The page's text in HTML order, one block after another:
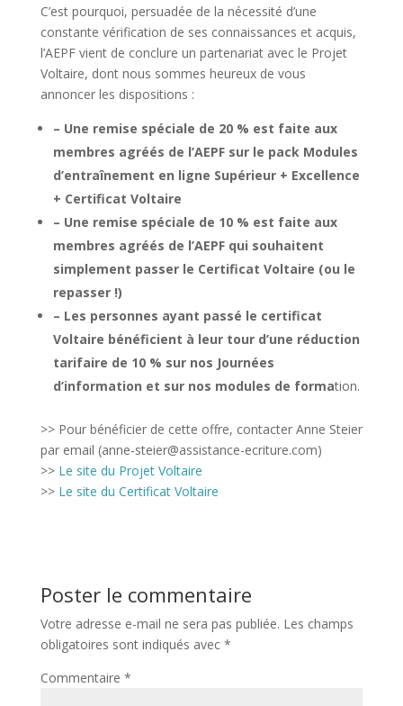
C’est pourquoi, persuadée de la nécessité d’une
constante vérification de ses connaissances et acquis,
l’AEPF vient de conclure un partenariat avec le Projet
Voltaire, dont nous sommes heureux de vous
annoncer les dispositions :
– Une remise spéciale de 20 % est faite aux
membres agréés de l’AEPF sur le pack Modules
d’entraînement en ligne Supérieur + Excellence
+ Certificat Voltaire
– Une remise spéciale de 10 % est faite aux
membres agréés de l’AEPF qui souhaitent
simplement passer le Certificat Voltaire (ou le
repasser !)
– Les personnes ayant passé le certificat
Voltaire bénéficient à leur tour d’une réduction
tarifaire de 10 % sur nos Journées
d’information et sur nos modules de formation.
>> Pour bénéficier de cette offre, contacter Anne Steier
par email (anne-steier@assistance-ecriture.com)
>> Le site du Projet Voltaire
>> Le site du Certificat Voltaire
Poster le commentaire
Votre adresse e-mail ne sera pas publiée. Les champs
obligatoires sont indiqués avec *
Commentaire *